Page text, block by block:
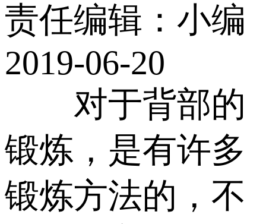
责任编辑：小编
2019-06-20
对于背部的
锻炼，是有许多
锻炼方法的，不